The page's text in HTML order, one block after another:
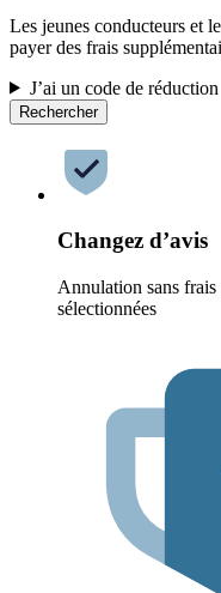
Les jeunes conducteurs et
payer des frais
J’ai un code de réduction
Rechercher
Changez d’avis
Annulation sans frais
sélectionnées